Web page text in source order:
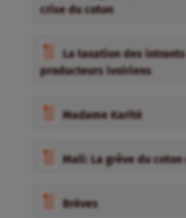
crise du coton
La taxation des
producteurs ivoiriens
Madame Karité
Mali: La grêve du
Bréves